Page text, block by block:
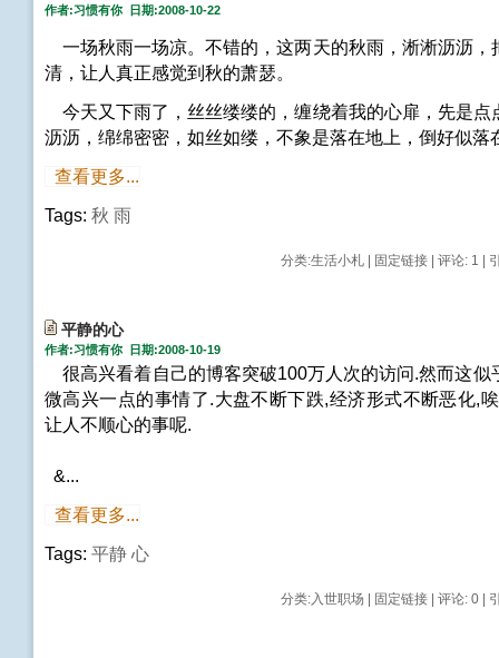
作者:习惯有你 日期:2008-10-22
一场秋雨一场凉。不错的，这两天的秋雨，淅淅沥沥，
清，让人真正感觉到秋的萧瑟。
今天又下雨了，丝丝缕缕的，缠绕着我的心扉，先是点
沥沥，绵绵密密，如丝如缕，不象是落在地上，倒好似落
查看更多...
Tags: 秋 雨
分类:生活小札 固定链接 评论: 1 |
平静的心
作者:习惯有你 日期:2008-10-19
很高兴看着自己的博客突破100万人次的访问.然而这似
微高兴一点的事情了.大盘不断下跌,经济形式不断恶化,
让人不顺心的事呢.
&...
查看更多...
Tags: 平静 心
分类:入世职场 固定链接 评论: 0 |